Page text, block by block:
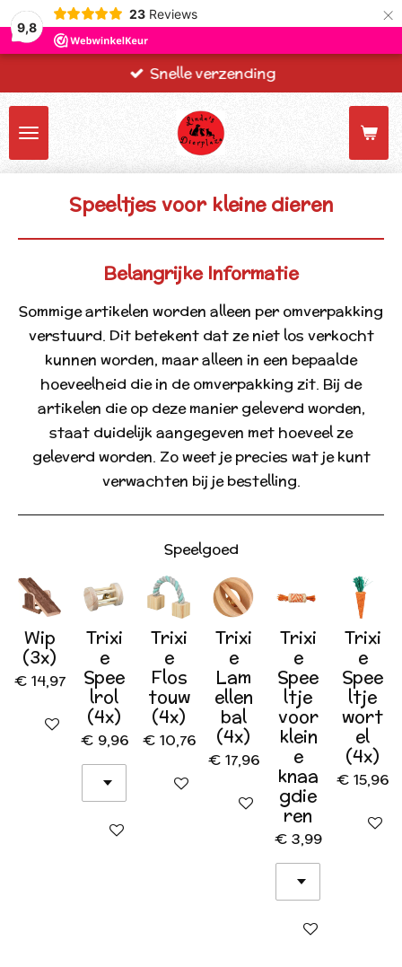
9,8
23 Reviews ×
Snelle verzending
Speeltjes voor kleine dieren
Belangrijke Informatie
Sommige artikelen worden alleen per omverpakking
verstuurd. Dit betekent dat ze niet los verkocht
kunnen worden, maar alleen in een bepaalde
hoeveelheid die in de omverpakking zit. Bij de
artikelen die op deze manier geleverd worden,
staat duidelijk aangegeven met hoeveel ze
geleverd worden. Zo weet je precies wat je kunt
verwachten bij je bestelling.
Speelgoed
Wip
(3x)
€ 14,97
In winkelwagen
Trixi
e
Spee
lrol
(4x)
€ 9,96
In winkelwagen
Trixi
e
Flos
touw
(4x)
€ 10,76
In winkelwagen
Trixi
e
Lam
ellen
bal
(4x)
€ 17,96
In winkelwagen
Trixi
e
Spee
ltje
voor
klein
e
knaa
gdie
ren
€ 3,99
In winkelwagen
Trixi
e
Spee
ltje
wort
el
(4x)
€ 15,96
In